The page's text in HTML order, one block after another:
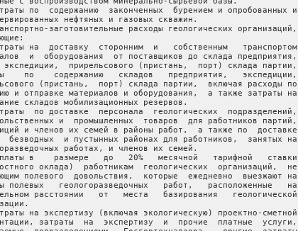
по  содержанию  законченных  бурением и опробованных и
нефтяных и газовых скважин.
заготовительные расходы геологических организаций,
на  доставку  сторонним  и   собственным   транспортом
и  оборудования  от поставщиков до склада предприятия,
экспедиции,  прирельсового (пристань,  порт) склада партии,
по    содержанию   складов   предприятия,   экспедиции,
(пристань,  порт) склада партии,  включая расходы по
и отправке материалов и оборудования,  а также затраты на
складов мобилизационных резервов.
по доставке  персонала  геологических  подразделений,
и  промышленных  товаров  для работников партий,
и членов их семей в районы работ,  а также по  доставке
безводных  и пустынных районах для работников,  занятых на
работах, и членов их семей.
в    размере   до   20%   месячной   тарифной   ставки
оклада)  работникам  геологических  организаций,  не
полевого  довольствия,  которые  ежедневно  выезжают на
полевых   геологоразведочных   работ,   расположенные   на
расстоянии   от   места   базирования   геологической
на экспертизу (включая экологическую) проектно-сметной
затраты  на  экспертизу  и  прочие  платные  услуги,